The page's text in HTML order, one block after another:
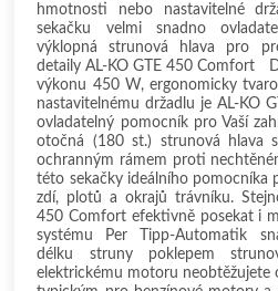
hmotnosti nebo nastavitelné
sekačku velmi snadno
výklopná strunová hlava pro
detaily AL-KO GTE 450 Comfort
výkonu 450 W, ergonomicky
nastavitelnému držadlu je AL-KO
ovladatelný pomocník pro Vaší
otočná (180 st.) strunová hlava
ochranným rámem proti
této sekačky ideálního pomocníka
zdí, plotů a okrajů trávníku.
450 Comfort efektivně posekat i
systému Per Tipp-Automatik
délku struny poklepem
elektrickému motoru neobtěžujete